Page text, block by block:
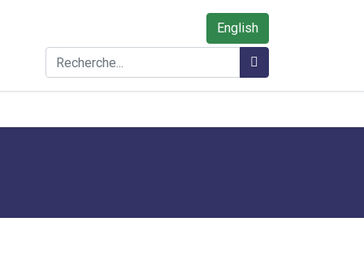
English
Rechercher